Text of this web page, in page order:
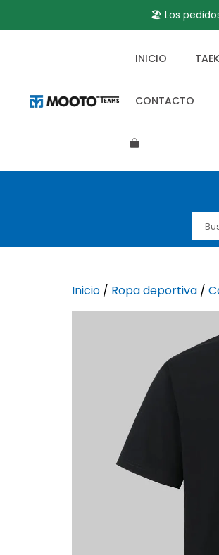
🏖️ Los
INICIO
CONTACTO
Inicio / Ropa deportiva /